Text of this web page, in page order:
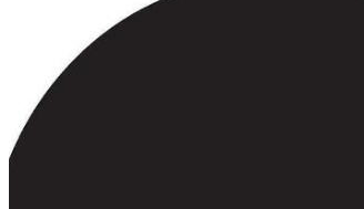
PNGs
PSDs